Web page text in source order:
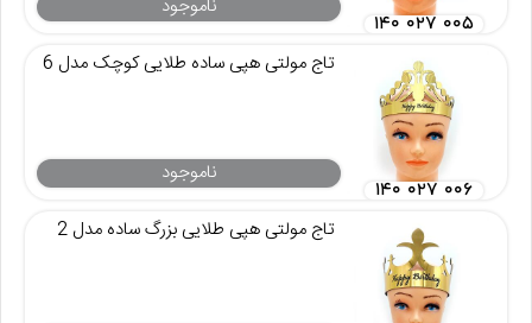
ناموجود
۱۴۰ ۰۲۷ ۰۰۵
تاج مولتی هپی ساده طلایی کوچک مدل 6
ناموجود
۱۴۰ ۰۲۷ ۰۰۶
تاج مولتی هپی طلایی بزرگ ساده مدل 2